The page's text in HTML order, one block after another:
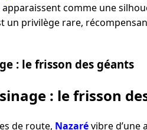
apparaissent comme une
un privilège rare,
: le frisson des géants
: le frisson
de route, Nazarévibre d’une